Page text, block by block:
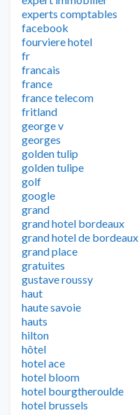
experts comptables
facebook
fourviere hotel
fr
francais
france
france telecom
fritland
george v
georges
golden tulip
golden tulipe
golf
google
grand
grand hotel bordeaux
grand hotel de bordeaux
grand place
gratuites
gustave roussy
haut
haute savoie
hauts
hilton
hôtel
hotel ace
hotel bloom
hotel bourgtheroulde
hotel brussels